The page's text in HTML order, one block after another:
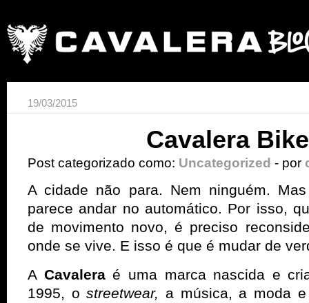
19/03/2015
Cavalera
Post categorizado como: Uncategorized - por
A cidade não para. Nem ninguém.
parece andar no automático. Por isso,
de movimento novo, é preciso
onde se vive. E isso é que é mudar de
A Cavaleraé uma marca nascida e
1995, ostreetwear, a música, a moda